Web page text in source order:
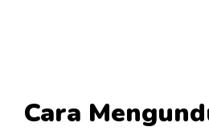
Cara